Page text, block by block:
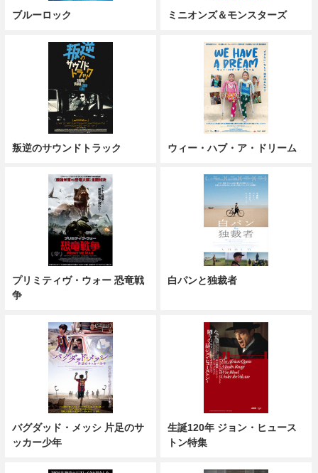
ブルーロック ミニオンズ＆モンスターズ
叛逆のサウンドトラック ウィー・ハブ・ア・ドリーム
プリミティヴ・ウォー 恐竜戦
争
白パンと独裁者
バグダッド・メッシ 片足のサ
ッカー少年
生誕120年 ジョン・ヒュース
トン特集